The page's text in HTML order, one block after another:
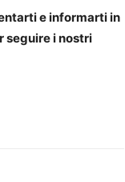
e informarti in
seguire i nostri